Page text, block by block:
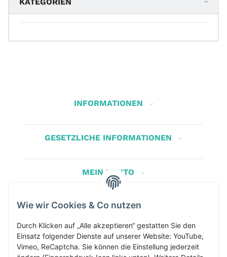
INFORMATIONEN
GESETZLICHE INFORMATIONEN
MEIN KONTO
Herbis Anglerladen
Inh.Herbert Schinnerl
Kirchdorf am Inn 5
4982 Kirchdorf am Inn
Wie wir Cookies & Co nutzen
Durch Klicken auf „Alle akzeptieren“ gestatten Sie den
Einsatz folgender Dienste auf unserer Website: YouTube,
Vimeo, ReCaptcha. Sie können die Einstellung jederzeit